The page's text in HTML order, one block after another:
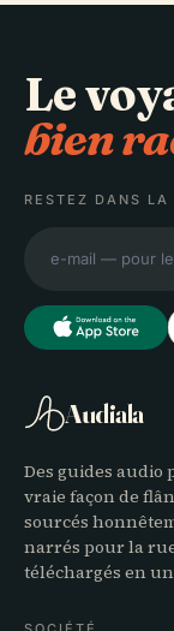
Le
bien
RESTEZ DANS LA
Audiala
Des guides audio
vraie façon de
sourcés
narrés pour la
téléchargés en